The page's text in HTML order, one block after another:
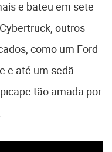
e bateu em sete
outros
como um Ford
e até um sedã
tão amada por